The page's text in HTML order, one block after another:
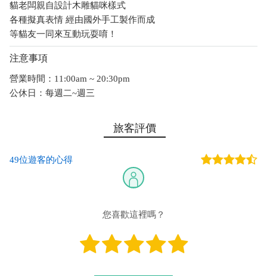
貓老闆親自設計木雕貓咪樣式
各種擬真表情 經由國外手工製作而成
等貓友一同來互動玩耍唷！
注意事項
營業時間：11:00am ~ 20:30pm
公休日：每週二~週三
旅客評價
49位遊客的心得
您喜歡這裡嗎？